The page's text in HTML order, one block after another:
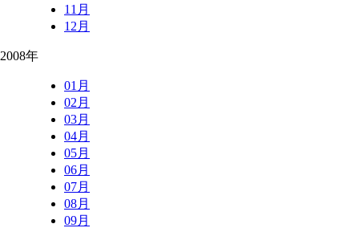
11月
12月
2008年
01月
02月
03月
04月
05月
06月
07月
08月
09月